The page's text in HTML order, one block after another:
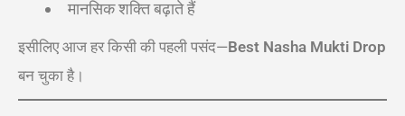
मानसिक शक्ति बढ़ाते हैं
इसीलिए आज हर किसी की पहली पसंद—Best Nasha Mukti Drop
बन चुका है।